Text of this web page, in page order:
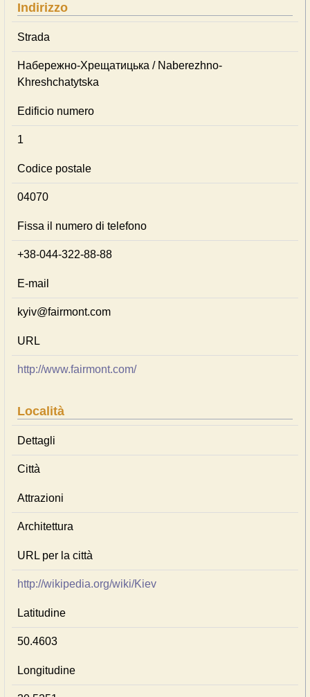
Indirizzo
Strada
Набережно-Хрещатицька / Naberezhno-
Khreshchatytska
Edificio numero
1
Codice postale
04070
Fissa il numero di telefono
+38-044-322-88-88
E-mail
kyiv@fairmont.com
URL
http://www.fairmont.com/
Località
Dettagli
Città
Attrazioni
Architettura
URL per la città
http://wikipedia.org/wiki/Kiev
Latitudine
50.4603
Longitudine